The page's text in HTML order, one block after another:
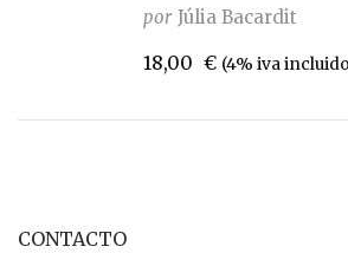
por Júlia Bacardit
18,00 € (4% iva
CONTACTO